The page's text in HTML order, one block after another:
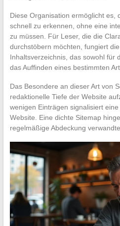
Diese Organisation ermöglicht es,
schnell zu erkennen, ohne eine
zu müssen. Für Leser, die die
durchstöbern möchten, fungiert
Inhaltsverzeichnis, das sowohl für
das Auffinden eines bestimmten
Das Besondere an dieser Art von
redaktionelle Tiefe der Website
wenigen Einträgen signalisiert
Website. Eine dichte Sitemap
regelmäßige Abdeckung